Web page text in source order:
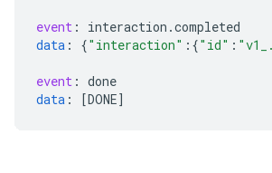
event : interaction .completed
data : {"interaction" :{"id" :
event : done
data : [DONE]